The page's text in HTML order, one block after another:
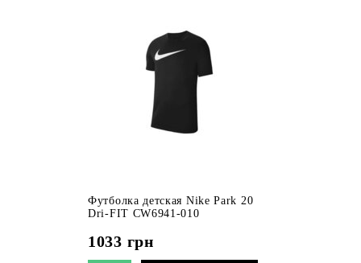
Футболка детская Nike Park 20
Dri-FIT CW6941-010
1033 грн